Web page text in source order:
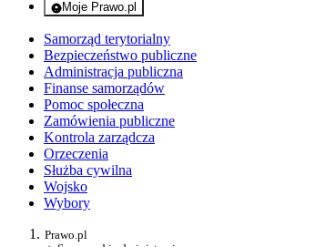
Moje Prawo.pl
- rejestracja i logowanie do serwisu
Samorząd terytorialny
Bezpieczeństwo publiczne
Administracja publiczna
Finanse samorządów
Pomoc społeczna
Zamówienia publiczne
Kontrola zarządcza
Orzeczenia
Służba cywilna
Wojsko
Wybory
Prawo.pl